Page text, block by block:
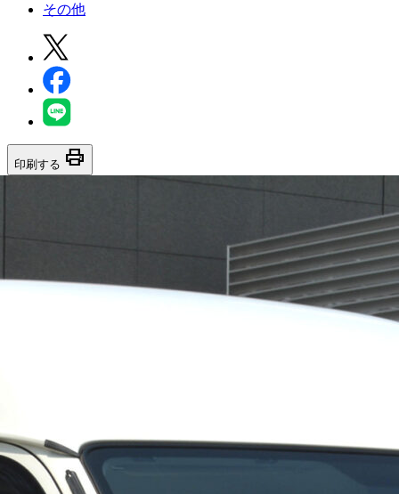
その他
印刷する print